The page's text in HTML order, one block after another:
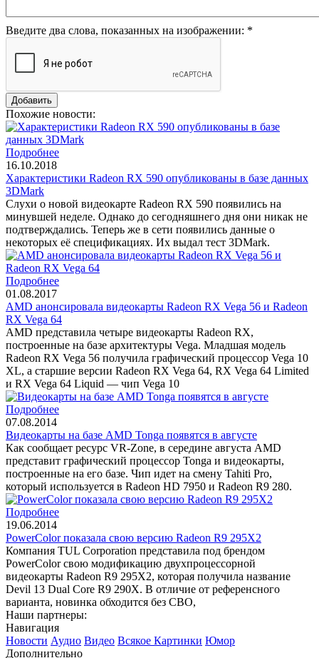
Введите два слова, показанных на изображении: *
Похожие новости:
Подробнее
16.10.2018
Характеристики Radeon RX 590 опубликованы в базе данных
3DMark
Слухи о новой видеокарте Radeon RX 590 появились на
минувшей неделе. Однако до сегодняшнего дня они никак не
подтверждались. Теперь же в сети появились данные о
некоторых её спецификациях. Их выдал тест 3DMark.
Подробнее
01.08.2017
AMD анонсировала видеокарты Radeon RX Vega 56 и Radeon
RX Vega 64
AMD представила четыре видеокарты Radeon RX,
построенные на базе архитектуры Vega. Младшая модель
Radeon RX Vega 56 получила графический процессор Vega 10
XL, а старшие версии Radeon RX Vega 64, RX Vega 64 Limited
и RX Vega 64 Liquid — чип Vega 10
Подробнее
07.08.2014
Видеокарты на базе AMD Tonga появятся в августе
Как сообщает ресурс VR-Zone, в середине августа AMD
представит графический процессор Tonga и видеокарты,
построенные на его базе. Чип идет на смену Tahiti Pro,
который используется в Radeon HD 7950 и Radeon R9 280.
Подробнее
19.06.2014
PowerColor показала свою версию Radeon R9 295X2
Компания TUL Corporation представила под брендом
PowerColor свою модификацию двухпроцессорной
видеокарты Radeon R9 295X2, которая получила название
Devil 13 Dual Core R9 290X. В отличие от референсного
варианта, новинка обходится без СВО,
Наши партнеры:
Навигация
Новости Аудио Видео Всякое Картинки Юмор
Дополнительно